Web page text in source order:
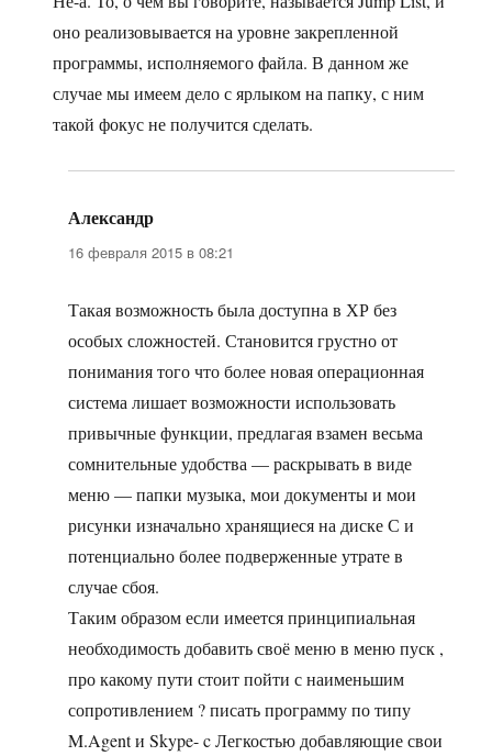
оно реализовывается на уровне закрепленной
программы, исполняемого файла. В данном же
случае мы имеем дело с ярлыком на папку, с ним
такой фокус не получится сделать.
Александр
16 февраля 2015 в 08:21
Такая возможность была доступна в ХР без
особых сложностей. Становится грустно от
понимания того что более новая операционная
система лишает возможности использовать
привычные функции, предлагая взамен весьма
сомнительные удобства — раскрывать в виде
меню — папки музыка, мои документы и мои
рисунки изначально хранящиеся на диске С и
потенциально более подверженные утрате в
случае сбоя.
Таким образом если имеется принципиальная
необходимость добавить своё меню в меню пуск ,
про какому пути стоит пойти с наименьшим
сопротивлением ? писать программу по типу
M.Agent и Skype- c Легкостью добавляющие свои